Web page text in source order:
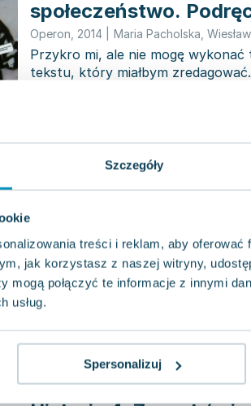
Szczegóły
treści i reklam, aby oferować
jak korzystasz z naszej witryny,
mogą połączyć te informacje z innymi
usług.
Spersonalizuj
społeczeństwo.
podstawowa
Operon 2014 Maria Pacholska
Przykro mi, ale nie mogę
tekstu, który miałbym
Używana Wyprzedaż
Szkoła
Operon, 2015| Maria Pacholska,
Przykro mi, ale nie mogę
tekstu do zredagowania. Jeśli
go z...
Pakujemy 10.08